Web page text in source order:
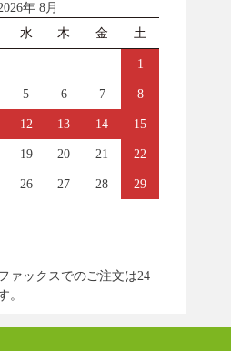
年 8月
水 木 金 土
1
5 6 7 8
12 13 14 15
19 20 21 22
26 27 28 29
ァックスでのご注文は24
。